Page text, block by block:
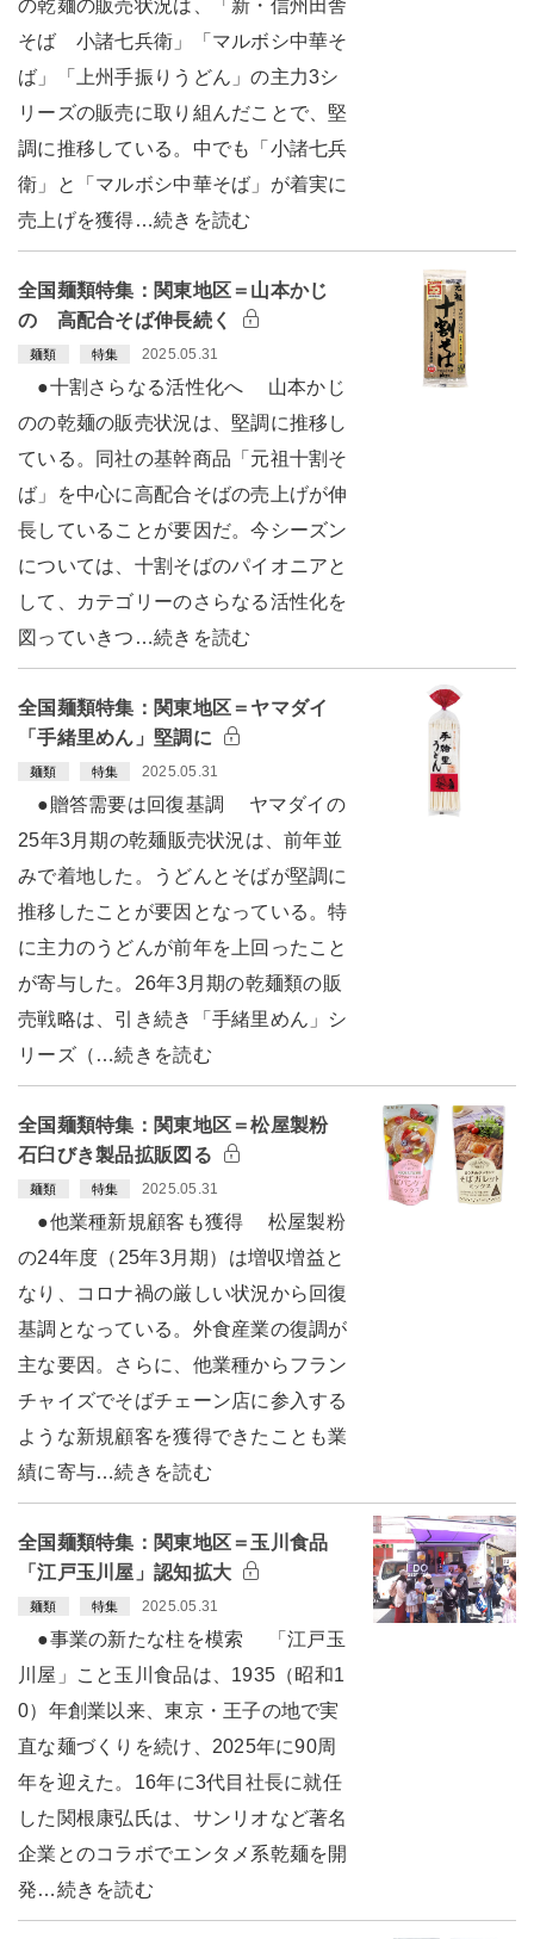
の乾麺の販売状況は、「新・信州田舎
そば 小諸七兵衛」「マルボシ中華そ
ば」「上州手振りうどん」の主力3シ
リーズの販売に取り組んだことで、堅
調に推移している。中でも「小諸七兵
衛」と「マルボシ中華そば」が着実に
売上げを獲得…続きを読む
全国麺類特集：関東地区＝山本かじ
の 高配合そば伸長続く
麺類 特集 2025.05.31
●十割さらなる活性化へ 山本かじ
のの乾麺の販売状況は、堅調に推移し
ている。同社の基幹商品「元祖十割そ
ば」を中心に高配合そばの売上げが伸
長していることが要因だ。今シーズン
については、十割そばのパイオニアと
して、カテゴリーのさらなる活性化を
図っていきつ…続きを読む
全国麺類特集：関東地区＝ヤマダイ
「手緒里めん」堅調に
麺類 特集 2025.05.31
●贈答需要は回復基調 ヤマダイの
25年3月期の乾麺販売状況は、前年並
みで着地した。うどんとそばが堅調に
推移したことが要因となっている。特
に主力のうどんが前年を上回ったこと
が寄与した。26年3月期の乾麺類の販
売戦略は、引き続き「手緒里めん」シ
リーズ（…続きを読む
全国麺類特集：関東地区＝松屋製粉
石臼びき製品拡販図る
麺類 特集 2025.05.31
●他業種新規顧客も獲得 松屋製粉
の24年度（25年3月期）は増収増益と
なり、コロナ禍の厳しい状況から回復
基調となっている。外食産業の復調が
主な要因。さらに、他業種からフラン
チャイズでそばチェーン店に参入する
ような新規顧客を獲得できたことも業
績に寄与…続きを読む
全国麺類特集：関東地区＝玉川食品
「江戸玉川屋」認知拡大
麺類 特集 2025.05.31
●事業の新たな柱を模索 「江戸玉
川屋」こと玉川食品は、1935（昭和1
0）年創業以来、東京・王子の地で実
直な麺づくりを続け、2025年に90周
年を迎えた。16年に3代目社長に就任
した関根康弘氏は、サンリオなど著名
企業とのコラボでエンタメ系乾麺を開
発…続きを読む